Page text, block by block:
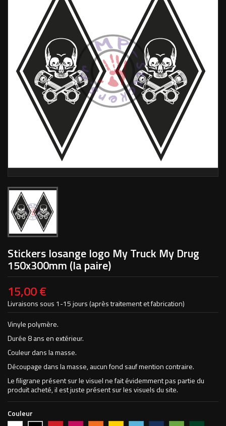
Stickers losange logo My Truck My Drug
150x300mm (la paire)
15,00 €
Livraisons sous 1-15 jours (après traitement et fabrication)
Vinyle polymère.
Durée 8 ans en extérieur.
Couleur dans la masse.
Découpage dans la masse, aucun fond sauf mention contraire.
Le filigrane présent sur le visuel ne fait évidemment pas partie du
produit acheté, il est juste présent sur les visuels du site.
Couleur